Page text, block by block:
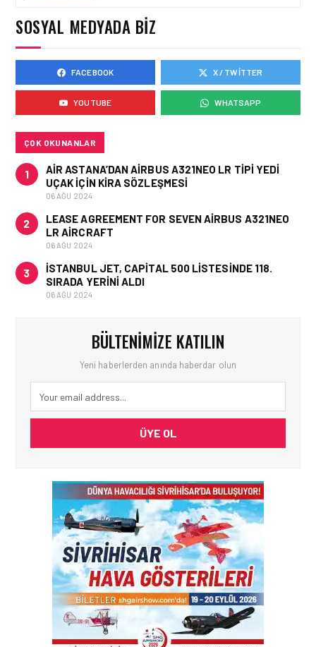
KARGO • 26 TEM 2026
HONG KONG VE ÇIN’DEN
AVRUPA’YA HAVA
KARGODA SERT DÜŞÜŞ
CARGO CHIEF
COMMERCIAL OFFICER
OLDU
SOSYAL MEDYADA BIZ
FACEBOOK X / TWITTER
YOUTUBE WHATSAPP
ÇOK OKUNANLAR
1
AIR ASTANA’DAN AIRBUS A321NEO LR TIPI YEDI
UÇAK IÇIN KIRA SÖZLEŞMESI
06 AĞU 2024
2
LEASE AGREEMENT FOR SEVEN AIRBUS A321NEO
LR AIRCRAFT
06 AĞU 2024
3
İSTANBUL JET, CAPITAL 500 LISTESINDE 118.
SIRADA YERINI ALDI
06 AĞU 2024
BÜLTENIMIZE KATILIN
Yeni haberlerden anında haberdar olun
ÜYE OL